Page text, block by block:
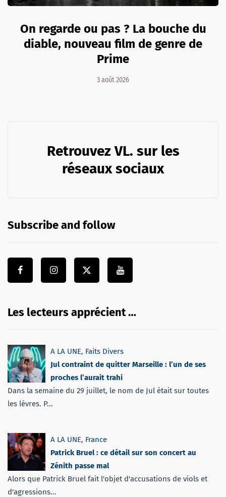
On regarde ou pas ? La bouche du
diable, nouveau film de genre de
Prime
3 août 2026
Retrouvez VL. sur les
réseaux sociaux
Subscribe and follow
Les lecteurs apprécient …
A LA UNE, Faits Divers
Jul contraint de quitter Marseille : l’un de ses
proches l’aurait trahi
Dans la semaine du 29 juillet, le nom de Jul était sur toutes
les lèvres. P...
A LA UNE, France
Patrick Bruel : ce détail sur son concert au
Zénith passe mal
Alors que Patrick Bruel fait l'objet d'accusations de viols et
d'agressions...